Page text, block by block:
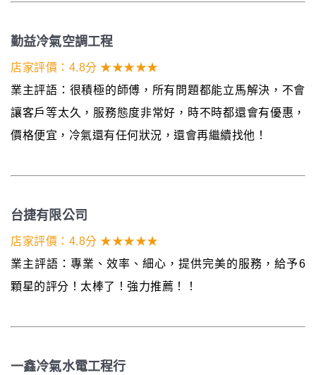
勤益冷氣空調工程
店家評價：4.8分 ★★★★★
業主評語：很積極的師傅，所有問題都能立馬解決，不會
讓客戶等太久，服務態度非常好，時不時都還會有優惠，
價格便宜，冷氣還有任何狀況，還會再繼續找他！
台捷有限公司
店家評價：4.8分 ★★★★★
業主評語：專業、效率、細心，提供完美的服務，給予6
顆星的評分！太棒了！強力推薦！！
一鑫冷氣水電工程行